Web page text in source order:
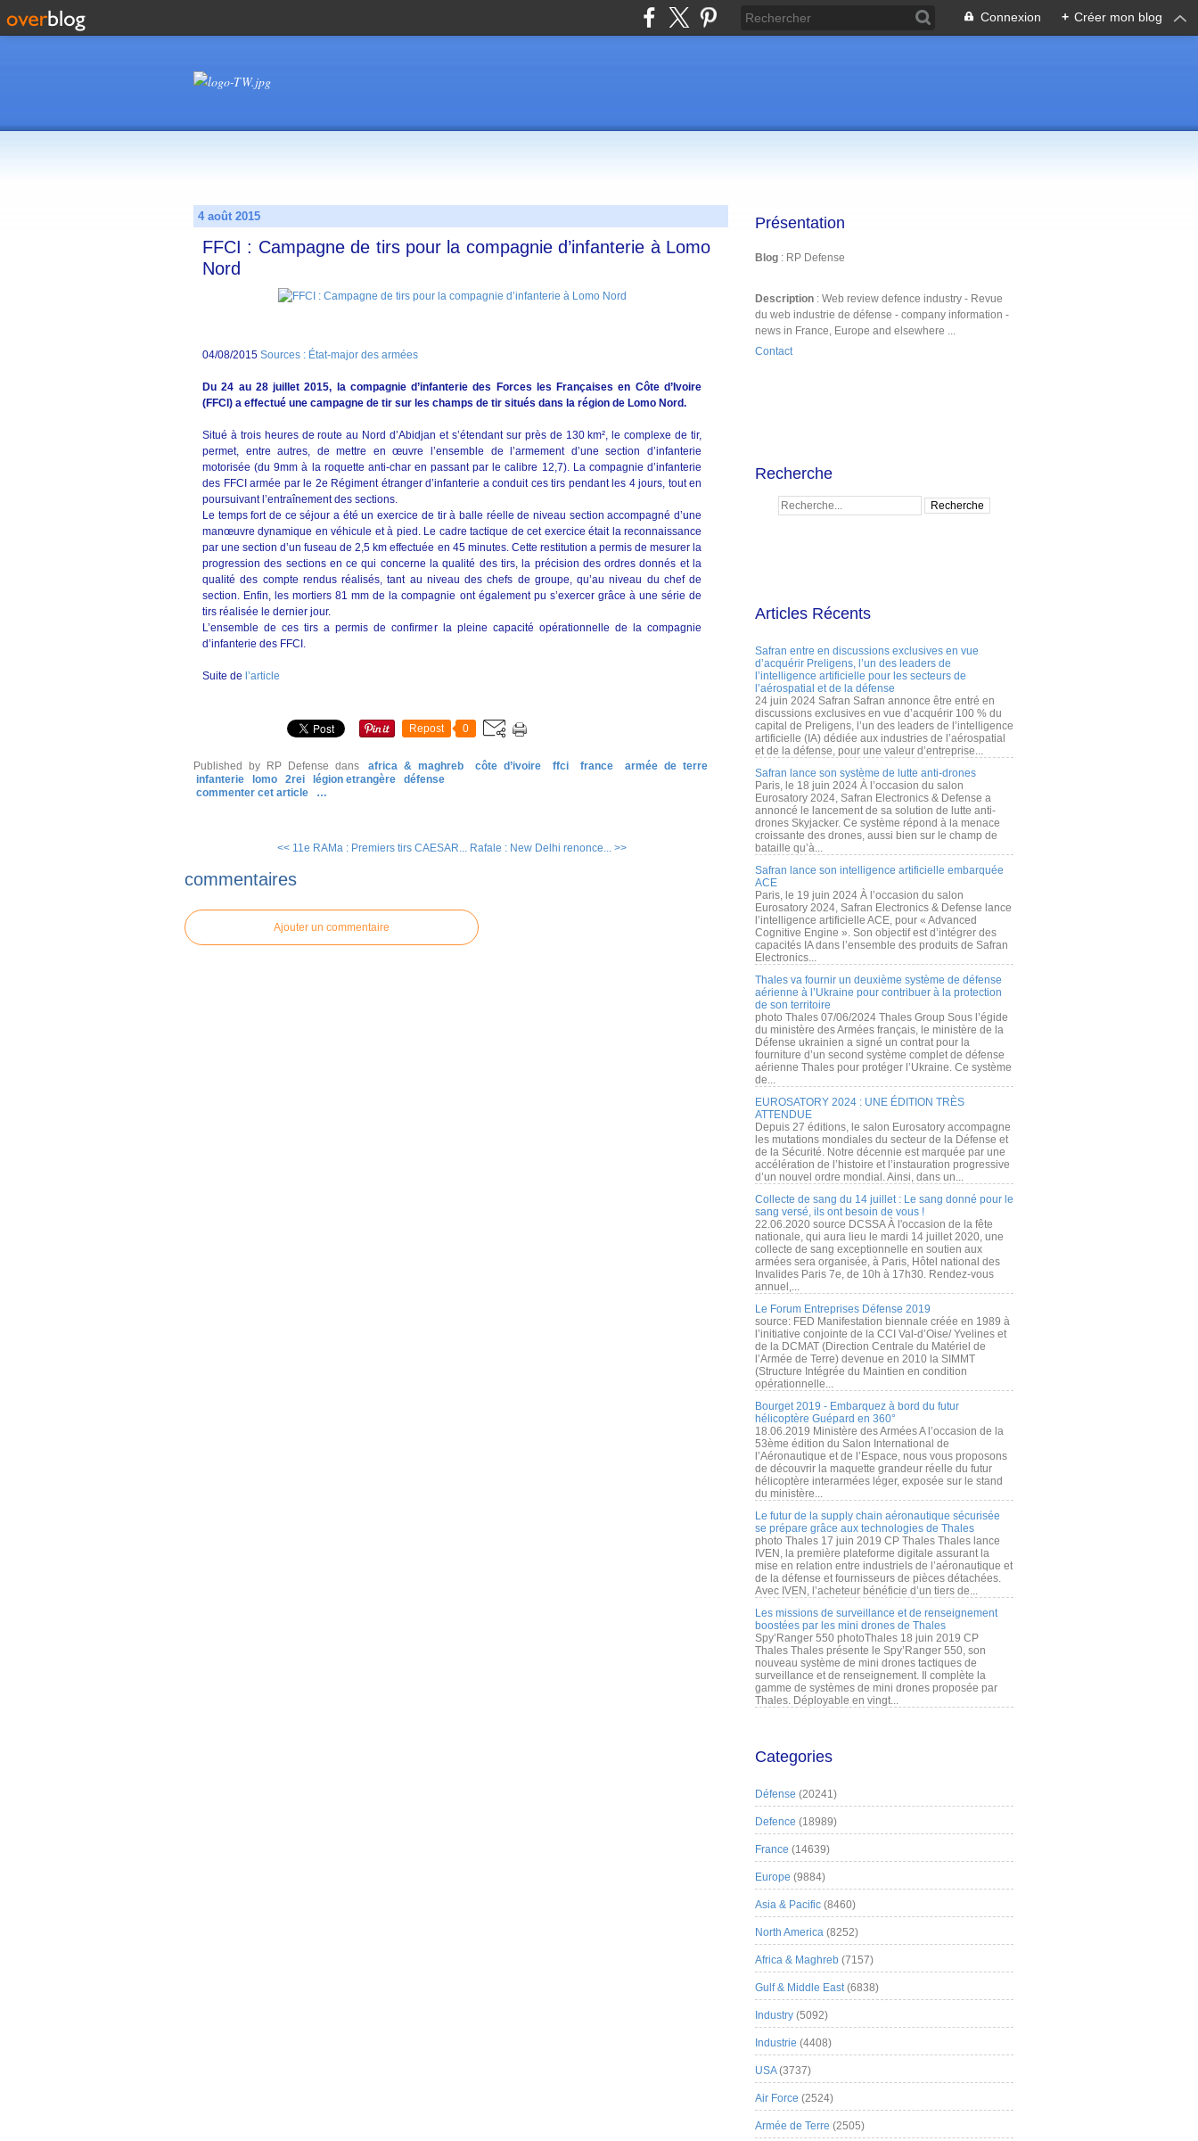
Connexion + Créer mon blog
4 août 2015
FFCI : Campagne de tirs pour la compagnie d’infanterie à Lomo
Nord
04/08/2015 Sources : État-major des armées
Du 24 au 28 juillet 2015, la compagnie d’infanterie des Forces les Françaises en Côte d’Ivoire
(FFCI) a effectué une campagne de tir sur les champs de tir situés dans la région de Lomo Nord.
Situé à trois heures de route au Nord d’Abidjan et s’étendant sur près de 130 km², le complexe de tir,
permet, entre autres, de mettre en œuvre l’ensemble de l’armement d’une section d’infanterie
motorisée (du 9mm à la roquette anti-char en passant par le calibre 12,7). La compagnie d’infanterie
des FFCI armée par le 2e Régiment étranger d’infanterie a conduit ces tirs pendant les 4 jours, tout en
poursuivant l’entraînement des sections.
Le temps fort de ce séjour a été un exercice de tir à balle réelle de niveau section accompagné d’une
manœuvre dynamique en véhicule et à pied. Le cadre tactique de cet exercice était la reconnaissance
par une section d’un fuseau de 2,5 km effectuée en 45 minutes. Cette restitution a permis de mesurer la
progression des sections en ce qui concerne la qualité des tirs, la précision des ordres donnés et la
qualité des compte rendus réalisés, tant au niveau des chefs de groupe, qu’au niveau du chef de
section. Enfin, les mortiers 81 mm de la compagnie ont également pu s’exercer grâce à une série de
tirs réalisée le dernier jour.
L’ensemble de ces tirs a permis de confirmer la pleine capacité opérationnelle de la compagnie
d’infanterie des FFCI.
Suite de l’article
Repost 0
Published by RP Defense dans africa & maghreb côte d’ivoire ffci france
armée de terre
infanterie
lomo 2rei légion etrangère
défense
commenter cet article
…
<< 11e RAMa : Premiers tirs CAESAR... Rafale : New Delhi renonce... >>
commentaires
Ajouter un commentaire
Présentation
Blog : RP Defense
Description : Web review defence industry - Revue
du web industrie de défense - company information -
news in France, Europe and elsewhere ...
Contact
Recherche
Articles Récents
Safran entre en discussions exclusives en vue
d’acquérir Preligens, l’un des leaders de
l’intelligence artificielle pour les secteurs de
l’aérospatial et de la défense
24 juin 2024 Safran Safran annonce être entré en
discussions exclusives en vue d’acquérir 100 % du
capital de Preligens, l’un des leaders de l’intelligence
artificielle (IA) dédiée aux industries de l’aérospatial
et de la défense, pour une valeur d’entreprise...
Safran lance son système de lutte anti-drones
Paris, le 18 juin 2024 À l’occasion du salon
Eurosatory 2024, Safran Electronics & Defense a
annoncé le lancement de sa solution de lutte anti-
drones Skyjacker. Ce système répond à la menace
croissante des drones, aussi bien sur le champ de
bataille qu’à...
Safran lance son intelligence artificielle embarquée
ACE
Paris, le 19 juin 2024 À l’occasion du salon
Eurosatory 2024, Safran Electronics & Defense lance
l’intelligence artificielle ACE, pour « Advanced
Cognitive Engine ». Son objectif est d’intégrer des
capacités IA dans l’ensemble des produits de Safran
Electronics...
Thales va fournir un deuxième système de défense
aérienne à l’Ukraine pour contribuer à la protection
de son territoire
photo Thales 07/06/2024 Thales Group Sous l’égide
du ministère des Armées français, le ministère de la
Défense ukrainien a signé un contrat pour la
fourniture d’un second système complet de défense
aérienne Thales pour protéger l’Ukraine. Ce système
de...
EUROSATORY 2024 : UNE ÉDITION TRÈS
ATTENDUE
Depuis 27 éditions, le salon Eurosatory accompagne
les mutations mondiales du secteur de la Défense et
de la Sécurité. Notre décennie est marquée par une
accélération de l’histoire et l’instauration progressive
d’un nouvel ordre mondial. Ainsi, dans un...
Collecte de sang du 14 juillet : Le sang donné pour le
sang versé, ils ont besoin de vous !
22.06.2020 source DCSSA À l'occasion de la fête
nationale, qui aura lieu le mardi 14 juillet 2020, une
collecte de sang exceptionnelle en soutien aux
armées sera organisée, à Paris, Hôtel national des
Invalides Paris 7e, de 10h à 17h30. Rendez-vous
annuel,...
Le Forum Entreprises Défense 2019
source: FED Manifestation biennale créée en 1989 à
l’initiative conjointe de la CCI Val-d’Oise/ Yvelines et
de la DCMAT (Direction Centrale du Matériel de
l’Armée de Terre) devenue en 2010 la SIMMT
(Structure Intégrée du Maintien en condition
opérationnelle...
Bourget 2019 - Embarquez à bord du futur
hélicoptère Guépard en 360°
18.06.2019 Ministère des Armées A l’occasion de la
53ème édition du Salon International de
l’Aéronautique et de l’Espace, nous vous proposons
de découvrir la maquette grandeur réelle du futur
hélicoptère interarmées léger, exposée sur le stand
du ministère...
Le futur de la supply chain aéronautique sécurisée
se prépare grâce aux technologies de Thales
photo Thales 17 juin 2019 CP Thales Thales lance
IVEN, la première plateforme digitale assurant la
mise en relation entre industriels de l’aéronautique et
de la défense et fournisseurs de pièces détachées.
Avec IVEN, l’acheteur bénéficie d’un tiers de...
Les missions de surveillance et de renseignement
boostées par les mini drones de Thales
Spy’Ranger 550 photoThales 18 juin 2019 CP
Thales Thales présente le Spy’Ranger 550, son
nouveau système de mini drones tactiques de
surveillance et de renseignement. Il complète la
gamme de systèmes de mini drones proposée par
Thales. Déployable en vingt...
Categories
Défense (20241)
Defence (18989)
France (14639)
Europe (9884)
Asia & Pacific (8460)
North America (8252)
Africa & Maghreb (7157)
Gulf & Middle East(6838)
Industry (5092)
Industrie (4408)
USA(3737)
Air Force (2524)
Armée de Terre (2505)